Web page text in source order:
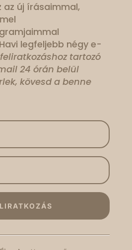
az új írásaimmal,
legfeljebb négy e-
tartozó
24 órán belül
kövesd a benne